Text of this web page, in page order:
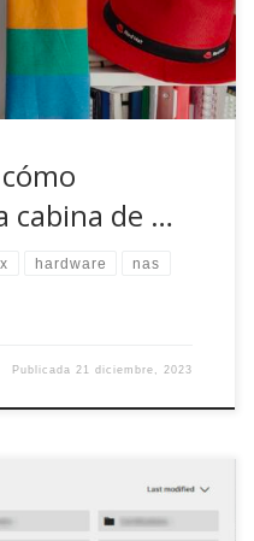
cabina de …
hardware nas
Publicada 21 diciembre, 2023